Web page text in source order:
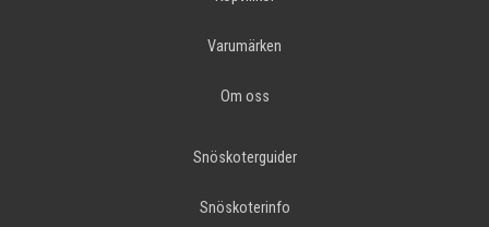
Varumärken
Om oss
Snöskoterguider
Snöskoterinfo